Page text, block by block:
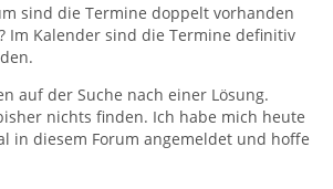
sind die Termine doppelt vorhanden
Im Kalender sind die Termine definitiv
auf der Suche nach einer Lösung.
nichts finden. Ich habe mich heute
in diesem Forum angemeldet und hoffe